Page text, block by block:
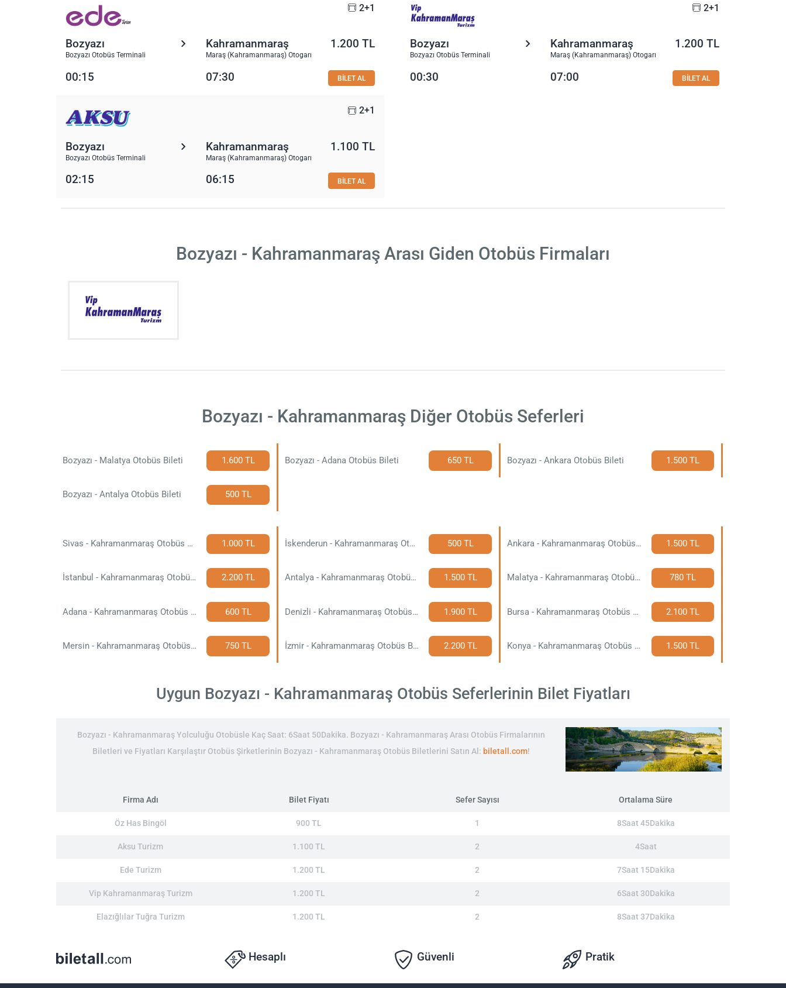
2+1
Bozyazı
Bozyazı Otobüs Terminali
Kahramanmaraş
Maraş (Kahramanmaraş) Otogarı
1.200 TL
00:15 07:30 BİLET AL
2+1
Bozyazı
Bozyazı Otobüs Terminali
Kahramanmaraş
Maraş (Kahramanmaraş) Otogarı
1.200 TL
00:30 07:00 BİLET AL
2+1
Bozyazı
Bozyazı Otobüs Terminali
Kahramanmaraş
Maraş (Kahramanmaraş) Otogarı
1.100 TL
02:15 06:15 BİLET AL
Bozyazı - Kahramanmaraş Arası Giden Otobüs Firmaları
Bozyazı - Kahramanmaraş Diğer Otobüs Seferleri
Bozyazı - Malatya Otobüs Bileti 1.600 TL Bozyazı - Adana Otobüs Bileti 650 TL Bozyazı - Ankara Otobüs Bileti 1.500 TL
Bozyazı - Antalya Otobüs Bileti 500 TL
Sivas - Kahramanmaraş Otobüs Bileti 1.000 TL İskenderun - Kahramanmaraş Otobüs Bileti 500 TL Ankara - Kahramanmaraş Otobüs Bileti 1.500 TL
İstanbul - Kahramanmaraş Otobüs Bileti 2.200 TL Antalya - Kahramanmaraş Otobüs Bileti 1.500 TL Malatya - Kahramanmaraş Otobüs Bileti 780 TL
Adana - Kahramanmaraş Otobüs Bileti 600 TL Denizli - Kahramanmaraş Otobüs Bileti 1.900 TL Bursa - Kahramanmaraş Otobüs Bileti 2.100 TL
Mersin - Kahramanmaraş Otobüs Bileti 750 TL İzmir - Kahramanmaraş Otobüs Bileti 2.200 TL Konya - Kahramanmaraş Otobüs Bileti 1.500 TL
Uygun Bozyazı - Kahramanmaraş Otobüs Seferlerinin Bilet Fiyatları
Bozyazı - Kahramanmaraş Yolculuğu Otobüsle Kaç Saat: 6Saat 50Dakika. Bozyazı - Kahramanmaraş Arası Otobüs Firmalarının
Biletleri ve Fiyatları Karşılaştır Otobüs Şirketlerinin Bozyazı - Kahramanmaraş Otobüs Biletlerini Satın Al: biletall.com!
Firma Adı Bilet Fiyatı Sefer Sayısı Ortalama Süre
Öz Has Bingöl 900 TL 1 8Saat 45Dakika
Aksu Turizm 1.100 TL 2 4Saat
Ede Turizm 1.200 TL 2 7Saat 15Dakika
Vip Kahramanmaraş Turizm 1.200 TL 2 6Saat 30Dakika
Elazığlılar Tuğra Turizm 1.200 TL 2 8Saat 37Dakika
Hesaplı Güvenli Pratik